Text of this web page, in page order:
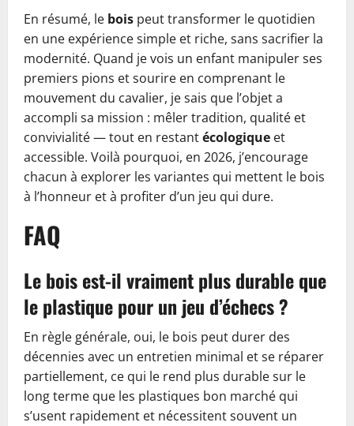
En résumé, le bois peut transformer le quotidien
en une expérience simple et riche, sans sacrifier la
modernité. Quand je vois un enfant manipuler ses
premiers pions et sourire en comprenant le
mouvement du cavalier, je sais que l’objet a
accompli sa mission : mêler tradition, qualité et
convivialité — tout en restantécologique et
accessible. Voilà pourquoi, en 2026, j’encourage
chacun à explorer les variantes qui mettent le bois
à l’honneur et à profiter d’un jeu qui dure.
FAQ
Le bois est-il vraiment plus durable que
le plastique pour un jeu d’échecs ?
En règle générale, oui, le bois peut durer des
décennies avec un entretien minimal et se réparer
partiellement, ce qui le rend plus durable sur le
long terme que les plastiques bon marché qui
s’usent rapidement et nécessitent souvent un